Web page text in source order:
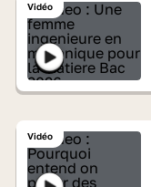
Vidéo
Vidéo